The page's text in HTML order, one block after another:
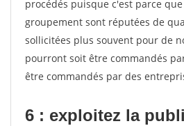
procédés puisque c'est parce
groupement sont réputées de
sollicitées plus souvent pour de
pourront soit être commandés
être commandés par des
6 : exploitez la